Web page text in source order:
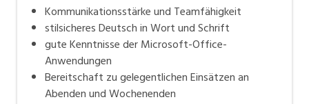
Kommunikationsstärke und Teamfähigkeit
stilsicheres Deutsch in Wort und Schrift
gute Kenntnisse der Microsoft-Office-
Anwendungen
Bereitschaft zu gelegentlichen Einsätzen an
Abenden und Wochenenden